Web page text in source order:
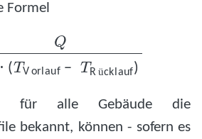
Formel
Vorlauf−
für alle Gebäude die
bekannt, können - sofern es